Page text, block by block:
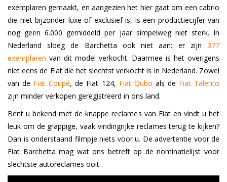
exemplaren gemaakt, en aangezien het hier gaat om een cabrio
die niet bijzonder luxe of exclusief is, is een productiecijfer van
nog geen 6.000 gemiddeld per jaar simpelweg niet sterk. In
Nederland sloeg de Barchetta ook niet aan: er zijn 377
exemplaren van dit model verkocht. Daarmee is het overigens
niet eens de Fiat die het slechtst verkocht is in Nederland. Zowel
van de Fiat Coupé, de Fiat 124, Fiat Qubo als de Fiat Talento
zijn minder verkopen geregistreerd in ons land.
Bent u bekend met de knappe reclames van Fiat en vindt u het
leuk om de grappige, vaak vindingrijke reclames terug te kijken?
Dan is onderstaand filmpje niets voor u. De advertentie voor de
Fiat Barchetta mag wat ons betreft op de nominatielijst voor
slechtste autoreclames ooit.